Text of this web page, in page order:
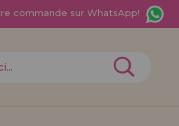
commande sur WhatsApp!